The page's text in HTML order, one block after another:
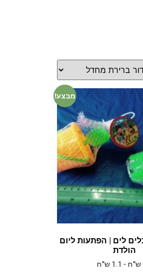
מבצע!
לים | הפתעות ליום
הולדת